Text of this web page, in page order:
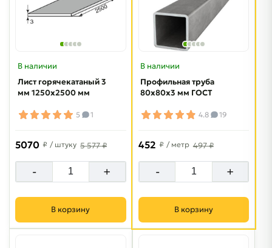
В наличии
Лист горячекатаный 3
мм 1250х2500 мм
5 1
5070 ₽ / штуку 5 577 ₽
- +
В корзину
В наличии
Профильная труба
80х80х3 мм ГОСТ
4.8 19
452 ₽ / метр 497 ₽
- +
В корзину